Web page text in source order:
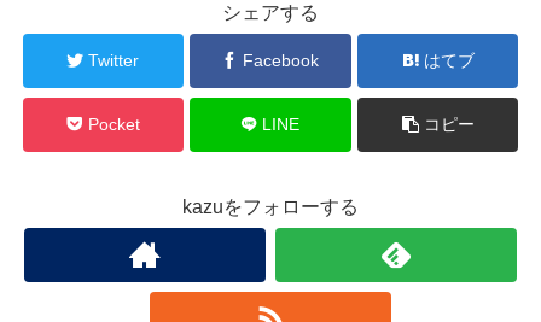
シェアする
Twitter Facebook はてブ
Pocket LINE コピー
kazuをフォローする